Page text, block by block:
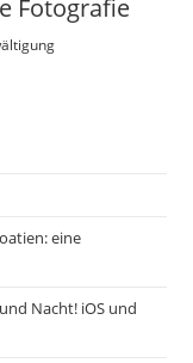
Fotografie
eine
Nacht! iOS und